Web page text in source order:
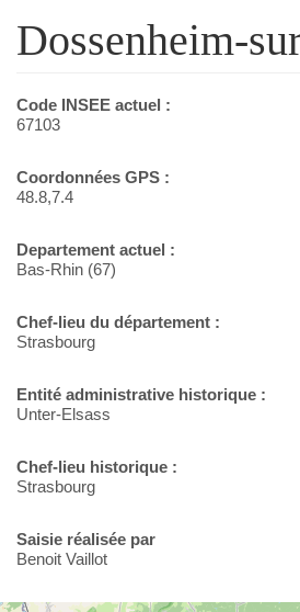
Dossenheim-
Code INSEE actuel :
67103
Coordonnées GPS :
48.8,7.4
Departement actuel :
Bas-Rhin (67)
Chef-lieu du département :
Strasbourg
Entité administrative historique :
Unter-Elsass
Chef-lieu historique :
Strasbourg
Saisie réalisée par
Benoit Vaillot